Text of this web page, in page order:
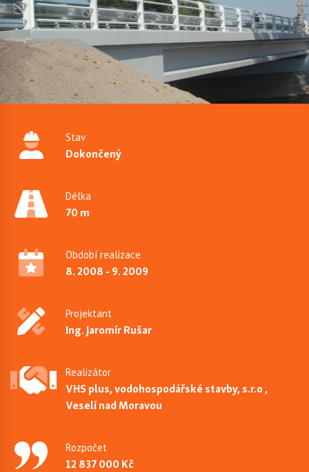
Stav
Dokončený
Délka
70 m
Období realizace
8. 2008 - 9. 2009
Projektant
Ing. Jaromír Rušar
Realizátor
VHS plus, vodohospodářské stavby, s.r.o ,
Veselí nad Moravou
Rozpočet
12 837 000 Kč